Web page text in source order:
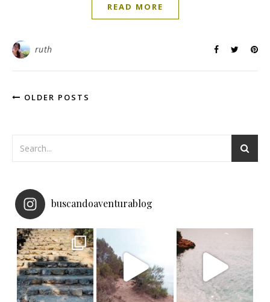
READ MORE
ruth
OLDER POSTS
buscandoaventurablog